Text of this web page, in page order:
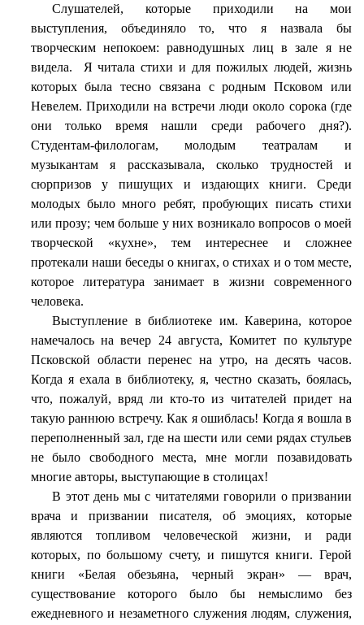
Слушателей, которые приходили на мои
выступления, объединяло то, что я назвала бы
творческим непокоем: равнодушных лиц в зале я не
видела.
Я читала стихи и для пожилых людей, жизнь
которых была тесно связана с родным Псковом или
Невелем. Приходили на встречи люди около сорока (где
они только время нашли среди рабочего дня?).
Студентам-филологам, молодым театралам и
музыкантам я рассказывала, сколько трудностей и
сюрпризов у пишущих и издающих книги. Среди
молодых было много ребят, пробующих писать стихи
или прозу; чем больше у них возникало вопросов о моей
творческой «кухне», тем интереснее и сложнее
протекали наши беседы о книгах, о стихах и о том месте,
которое литература занимает в жизни современного
человека.
Выступление в библиотеке им. Каверина, которое
намечалось на вечер 24 августа, Комитет по культуре
Псковской области перенес на утро, на десять часов.
Когда я ехала в библиотеку, я, честно сказать, боялась,
что, пожалуй, вряд ли кто-то из читателей придет на
такую раннюю встречу. Как я ошиблась! Когда я вошла в
переполненный зал, где на шести или семи рядах стульев
не было свободного места, мне могли позавидовать
многие авторы, выступающие в столицах!
В этот день мы с читателями говорили о призвании
врача и призвании писателя, об эмоциях, которые
являются топливом человеческой жизни, и ради
которых, по большому счету, и пишутся книги. Герой
книги «Белая обезьяна, черный экран» — врач,
существование которого было бы немыслимо без
ежедневного и незаметного служения людям, служения,